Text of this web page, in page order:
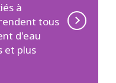
à
tous
d'eau
et plus